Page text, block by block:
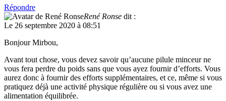
Répondre
René Ronse dit :
Le 26 septembre 2020 à 08:51
Bonjour Mirbou,
Avant tout chose, vous devez savoir qu’aucune pilule minceur ne
vous fera perdre du poids sans que vous ayez fournir d’efforts. Vous
aurez donc à fournir des efforts supplémentaires, et ce, même si vous
pratiquez déjà une activité physique régulière ou si vous avez une
alimentation équilibrée.